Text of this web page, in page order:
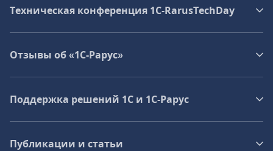
Техническая конференция 1C‑RarusTechDay
Отзывы об «1С-Рарус»
Поддержка решений 1С и 1С‑Рарус
Публикации и статьи